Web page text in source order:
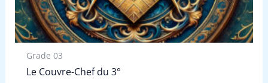
Grade 03
Le Couvre-Chef du 3°